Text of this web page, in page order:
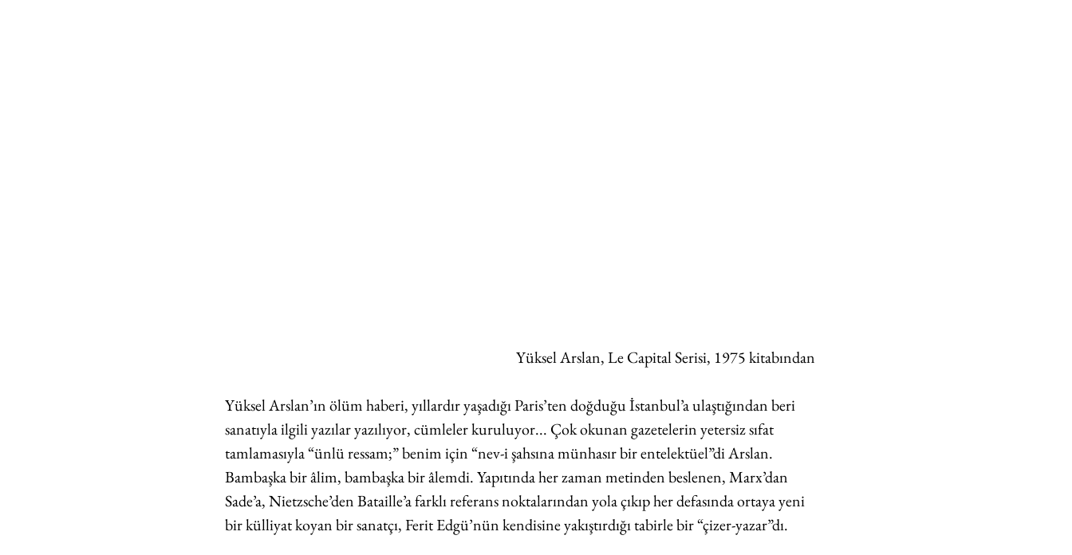
Yüksel Arslan, Le Capital Serisi, 1975 kitabından
Yüksel Arslan’ın ölüm haberi, yıllardır yaşadığı Paris’ten doğduğu İstanbul’a ulaştığından beri
sanatıyla ilgili yazılar yazılıyor, cümleler kuruluyor... Çok okunan gazetelerin yetersiz sıfat
tamlamasıyla “ünlü ressam;” benim için “nev-i şahsına münhasır bir entelektüel”di Arslan.
Bambaşka bir âlim, bambaşka bir âlemdi. Yapıtında her zaman metinden beslenen, Marx’dan
Sade’a, Nietzsche’den Bataille’a farklı referans noktalarından yola çıkıp her defasında ortaya yeni
bir külliyat koyan bir sanatçı, Ferit Edgü’nün kendisine yakıştırdığı tabirle bir “çizer-yazar”dı.